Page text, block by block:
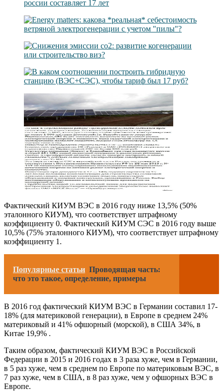
Фактический КИУМ ВЭС в 2016 году ниже 13,5% (50%
эталонного КИУМ), что соответствует штрафному
коэффициенту 0. Фактический КИУМ CЭС в 2016 году выше
10,5% (75% эталонного КИУМ), что соответствует штрафному
коэффициенту 1.
Популярные статьи Проводящая часть:
что это такое, определение, примеры
В 2016 год фактический КИУМ ВЭС в Германии составил 17-
18% (для материковой генерации), в Европе в среднем 24%
материковый и 41% офшорный (морской), в США 34%, в
Китае 19,9% .
Таким образом, фактический КИУМ ВЭС в Российской
Федерации в 2015 и 2016 годах в 3 раза хуже, чем в Германии,
в 5 раз хуже, чем в среднем по Европе по материковым ВЭС, в
7 раз хуже, чем в США, в 8 раз хуже, чем у офшорных ВЭС в
Европе.